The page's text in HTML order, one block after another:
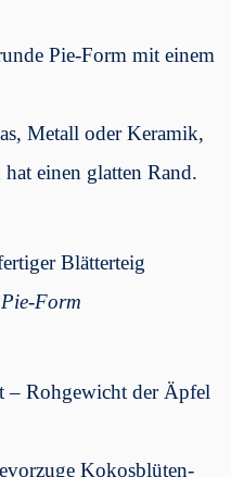
Pie-Form mit einem
Metall oder Keramik,
einen glatten Rand.
Blätterteig
Form
der Äpfel
Kokosblüten-